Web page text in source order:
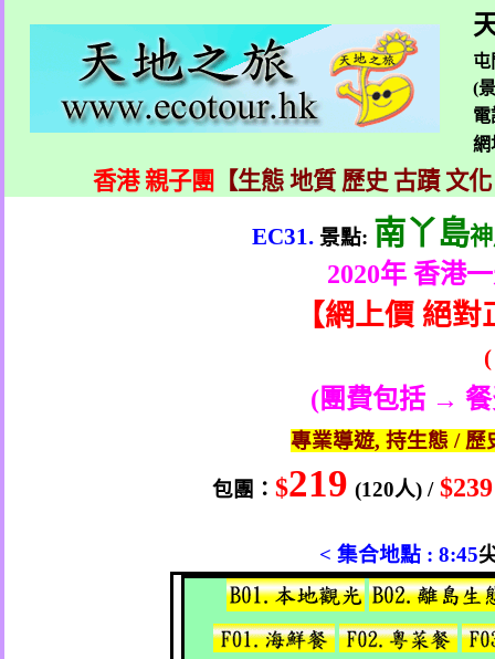
屯
(
電
香港 親子團 【生態 地質 歷史 古蹟 文
EC31. 景點: 南丫島
2020年 香港
【網上價 絕對
(團費包括 →
專業導遊, 持生態 / 歷
包團： $219 (120人) / $239
<集合地點 : 8:45